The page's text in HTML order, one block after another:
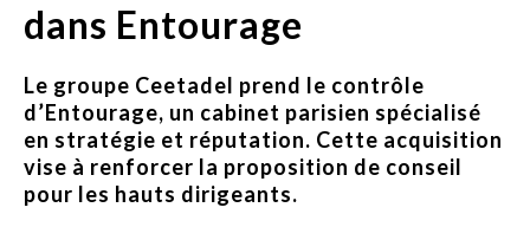
dans Entourage
Le groupe Ceetadel prend le contrôle
d’Entourage, un cabinet parisien spécialisé
en stratégie et réputation. Cette acquisition
vise à renforcer la proposition de conseil
pour les hauts dirigeants.